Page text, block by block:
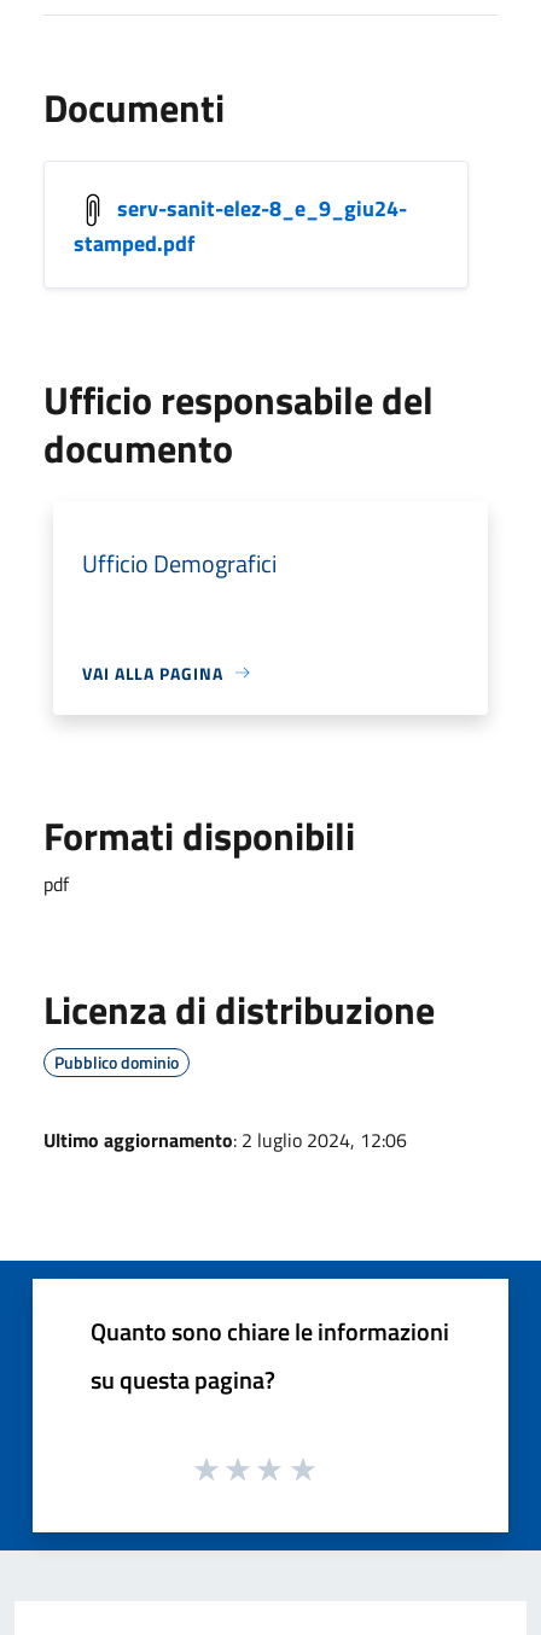
Documenti
serv-sanit-elez-8_e_9_giu24-
stamped.pdf
Ufficio responsabile del
documento
Ufficio Demografici
VAI ALLA PAGINA
Formati disponibili
pdf
Licenza di distribuzione
Pubblico dominio
Ultimo aggiornamento: 2 luglio 2024, 12:06
Quanto sono chiare le informazioni
su questa pagina?